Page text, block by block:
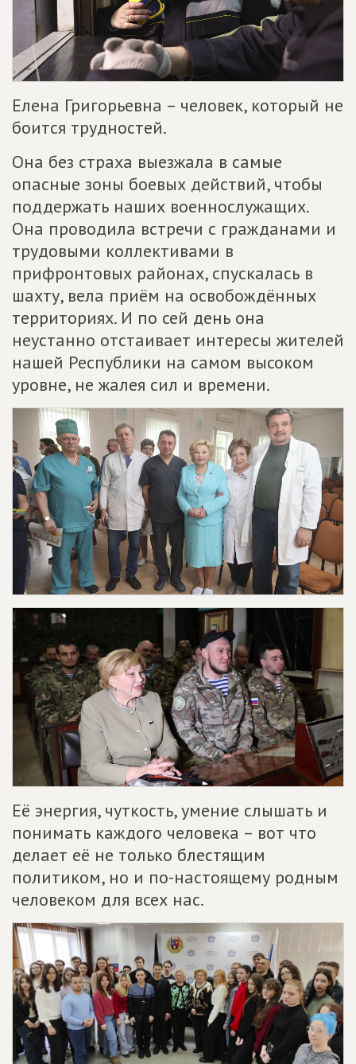
Елена Григорьевна – человек, который не
боится трудностей.
Она без страха выезжала в самые
опасные зоны боевых действий, чтобы
поддержать наших военнослужащих.
Она проводила встречи с гражданами и
трудовыми коллективами в
прифронтовых районах, спускалась в
шахту, вела приём на освобождённых
территориях. И по сей день она
неустанно отстаивает интересы жителей
нашей Республики на самом высоком
уровне, не жалея сил и времени.
Её энергия, чуткость, умение слышать и
понимать каждого человека – вот что
делает её не только блестящим
политиком, но и по-настоящему родным
человеком для всех нас.